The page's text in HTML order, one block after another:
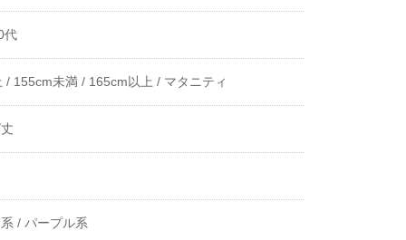
代
/ 155cm未満 / 165cm以上 / マタニティ
/ パープル系